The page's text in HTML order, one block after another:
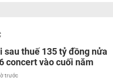
sau thuế 135 tỷ đồng nửa
concert vào cuối năm
trước